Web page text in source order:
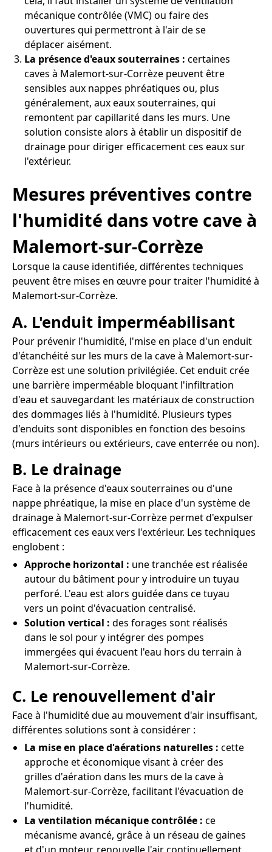
mécanique contrôlée (VMC) ou faire des
ouvertures qui permettront à l'air de se
déplacer aisément.
La présence d'eaux souterraines : certaines
caves à Malemort-sur-Corrèze peuvent être
sensibles aux nappes phréatiques ou, plus
généralement, aux eaux souterraines, qui
remontent par capillarité dans les murs. Une
solution consiste alors à établir un dispositif de
drainage pour diriger efficacement ces eaux sur
l'extérieur.
Mesures préventives contre
l'humidité dans votre cave à
Malemort-sur-Corrèze
Lorsque la cause identifiée, différentes techniques
peuvent être mises en œuvre pour traiter l'humidité à
Malemort-sur-Corrèze.
A. L'enduit imperméabilisant
Pour prévenir l'humidité, l'mise en place d'un enduit
d'étanchéité sur les murs de la cave à Malemort-sur-
Corrèze est une solution privilégiée. Cet enduit crée
une barrière imperméable bloquant l'infiltration
d'eau et sauvegardant les matériaux de construction
des dommages liés à l'humidité. Plusieurs types
d'enduits sont disponibles en fonction des besoins
(murs intérieurs ou extérieurs, cave enterrée ou non).
B. Le drainage
Face à la présence d'eaux souterraines ou d'une
nappe phréatique, la mise en place d'un système de
drainage à Malemort-sur-Corrèze permet d'expulser
efficacement ces eaux vers l'extérieur. Les techniques
englobent :
Approche horizontal : une tranchée est réalisée
autour du bâtiment pour y introduire un tuyau
perforé. L'eau est alors guidée dans ce tuyau
vers un point d'évacuation centralisé.
Solution vertical : des forages sont réalisés
dans le sol pour y intégrer des pompes
immergées qui évacuent l'eau hors du terrain à
Malemort-sur-Corrèze.
C. Le renouvellement d'air
Face à l'humidité due au mouvement d'air insuffisant,
différentes solutions sont à considérer :
La mise en place d'aérations naturelles : cette
approche et économique visant à créer des
grilles d'aération dans les murs de la cave à
Malemort-sur-Corrèze, facilitant l'évacuation de
l'humidité.
La ventilation mécanique contrôlée : ce
mécanisme avancé, grâce à un réseau de gaines